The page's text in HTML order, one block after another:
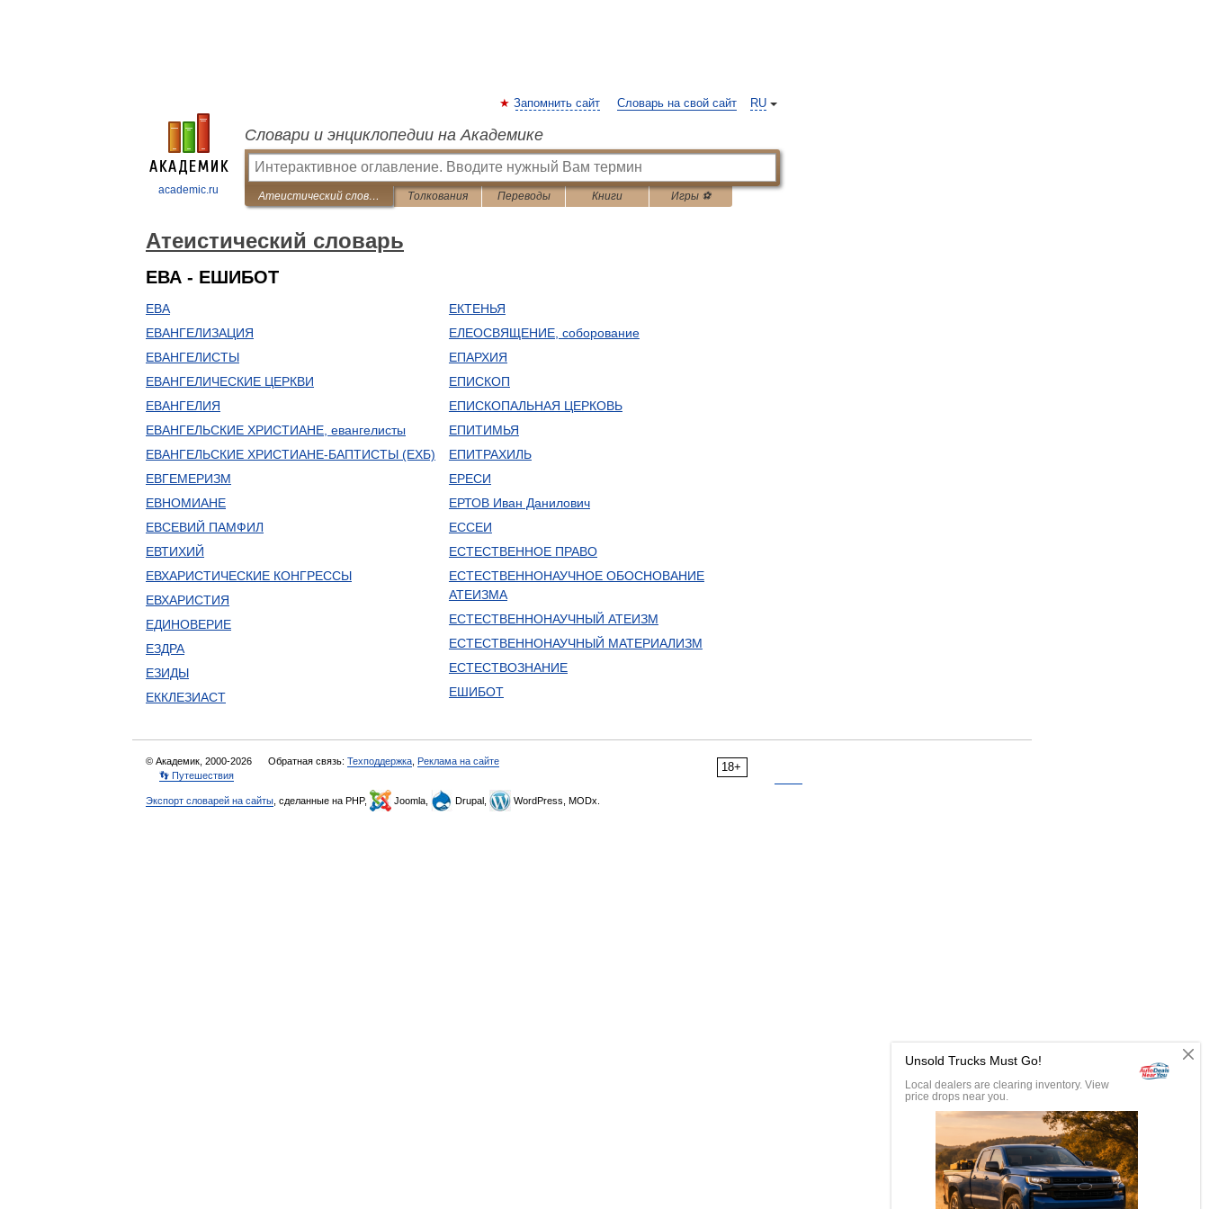
academic.ru
RU
Запомнить сайт Словарь на свой сайт
Словари и энциклопедии на Академике
Атеистический словарь Толкования Переводы Книги Игры ⚽
Атеистический словарь
ЕВА - ЕШИБОТ
ЕВА
ЕВАНГЕЛИЗАЦИЯ
ЕВАНГЕЛИСТЫ
ЕВАНГЕЛИЧЕСКИЕ ЦЕРКВИ
ЕВАНГЕЛИЯ
ЕВАНГЕЛЬСКИЕ ХРИСТИАНЕ, евангелисты
ЕВАНГЕЛЬСКИЕ ХРИСТИАНЕ-БАПТИСТЫ (ЕХБ)
ЕВГЕМЕРИЗМ
ЕВНОМИАНЕ
ЕВСЕВИЙ ПАМФИЛ
ЕВТИХИЙ
ЕВХАРИСТИЧЕСКИЕ КОНГРЕССЫ
ЕВХАРИСТИЯ
ЕДИНОВЕРИЕ
ЕЗДРА
ЕЗИДЫ
ЕККЛЕЗИАСТ
ЕКТЕНЬЯ
ЕЛЕОСВЯЩЕНИЕ, соборование
ЕПАРХИЯ
ЕПИСКОП
ЕПИСКОПАЛЬНАЯ ЦЕРКОВЬ
ЕПИТИМЬЯ
ЕПИТРАХИЛЬ
ЕРЕСИ
ЕРТОВ Иван Данилович
ЕССЕИ
ЕСТЕСТВЕННОЕ ПРАВО
ЕСТЕСТВЕННОНАУЧНОЕ ОБОСНОВАНИЕ
АТЕИЗМА
ЕСТЕСТВЕННОНАУЧНЫЙ АТЕИЗМ
ЕСТЕСТВЕННОНАУЧНЫЙ МАТЕРИАЛИЗМ
ЕСТЕСТВОЗНАНИЕ
ЕШИБОТ
18+
© Академик, 2000-2026 Обратная связь: Техподдержка Реклама на сайте
👣 Путешествия
Экспорт словарей на сайты , сделанные на PHP, Joomla, Drupal, WordPress, MODx.